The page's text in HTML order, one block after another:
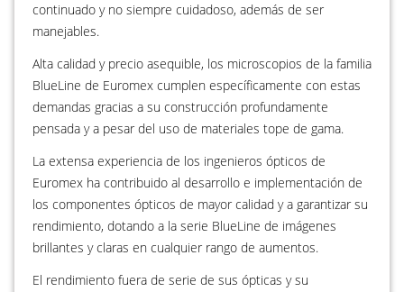
continuado y no siempre cuidadoso, además de ser
manejables.
Alta calidad y precio asequible, los microscopios de la familia
BlueLine de Euromex cumplen específicamente con estas
demandas gracias a su construcción profundamente
pensada y a pesar del uso de materiales tope de gama.
La extensa experiencia de los ingenieros ópticos de
Euromex ha contribuido al desarrollo e implementación de
los componentes ópticos de mayor calidad y a garantizar su
rendimiento, dotando a la serie BlueLine de imágenes
brillantes y claras en cualquier rango de aumentos.
El rendimiento fuera de serie de sus ópticas y su